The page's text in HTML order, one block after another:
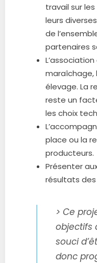
travail sur
leurs
de
partenaires
élevage. La
reste un
les choix
place ou la
producteurs.
Présenter
résultats
> Ce
objectifs
souci
donc